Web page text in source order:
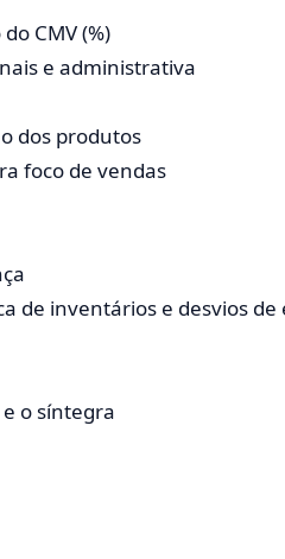
CMV (%)
e administrativa
dos produtos
foco de vendas
de inventários e desvios de
o síntegra